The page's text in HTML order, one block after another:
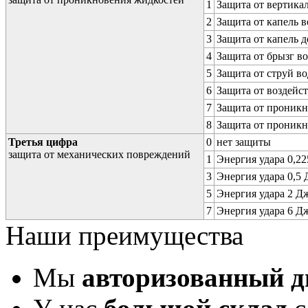
1 Защита от
2 Защита от капель
3 Защита от капель
4 Защита от брызг
5 Защита от струй
6 Защита от
7 Защита от
8 Защита от
Третья цифра
защита от механических повреждений
0 нет защиты
1 Энергия удара
3 Энергия удара 0,5
5 Энергия удара 2
7 Энергия удара 6
Наши преимущества
Мы авторизованный